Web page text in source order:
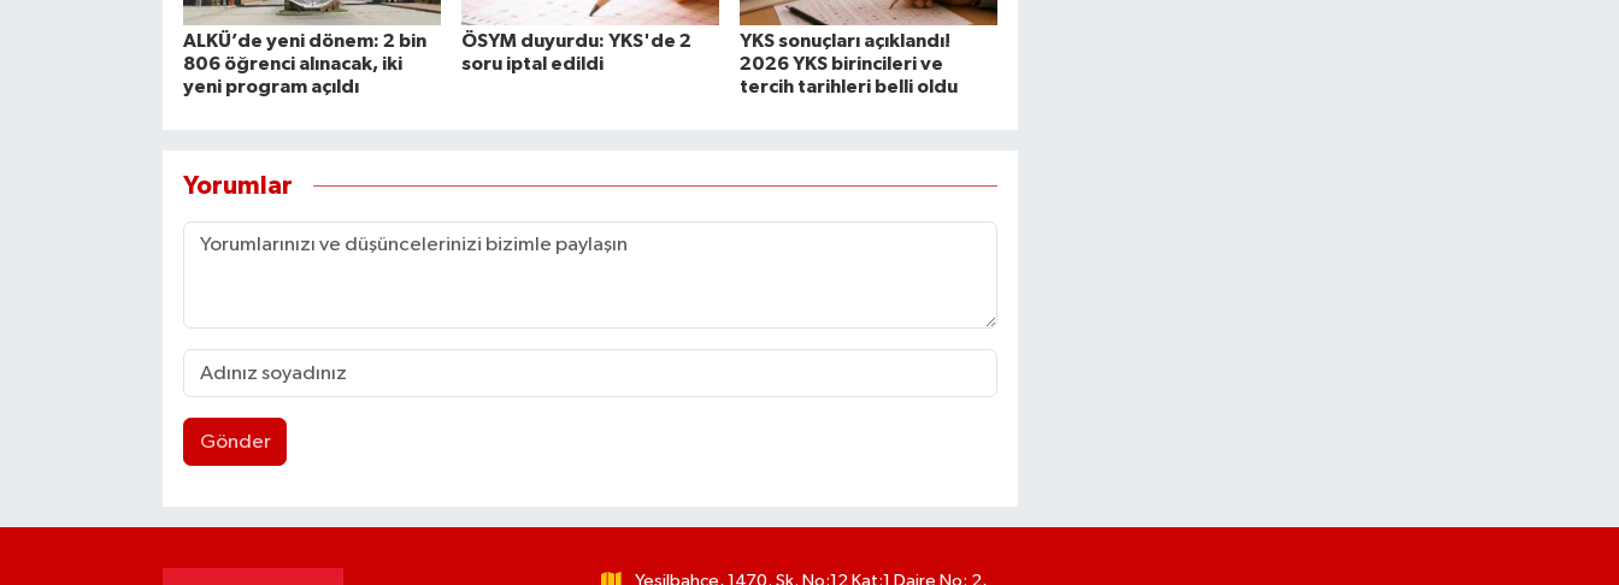
ALKÜ’de yeni dönem: 2 bin
806 öğrenci alınacak, iki
yeni program açıldı
ÖSYM duyurdu: YKS'de 2
soru iptal edildi
YKS sonuçları açıklandı!
2026 YKS birincileri ve
tercih tarihleri belli oldu
Yorumlar
Gönder
Yeşilbahçe, 1470. Sk. No:12 Kat:1 Daire No: 2,